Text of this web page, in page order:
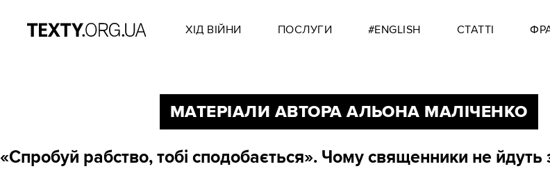
ХІД ВІЙНИ ПОСЛУГИ #ENGLISH СТАТТІ
МАТЕРІАЛИ АВТОРА АЛЬОНА МАЛІЧЕНКО
«Спробуй рабство, тобі сподобається». Чому священники не